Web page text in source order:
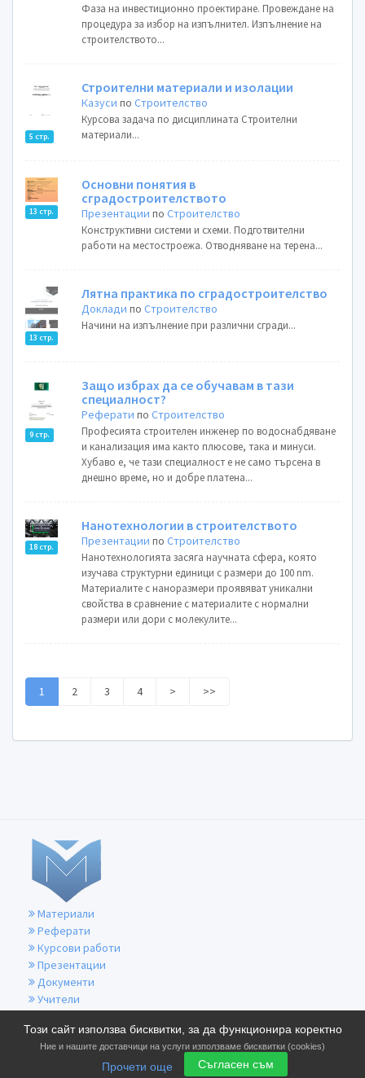
Фаза на инвестиционно проектиране. Провеждане на
процедура за избор на изпълнител. Изпълнение на
строителството...
5 стр.
Строителни материали и изолации
Казуси поСтроителство
Курсова задача по дисциплината Строителни
материали...
13 стр.
Основни понятия в
сградостроителството
Презентации поСтроителство
Конструктивни системи и схеми. Подготвителни
работи на местостроежа. Отводняване на терена...
13 стр.
Лятна практика по сградостроителство
Доклади поСтроителство
Начини на изпълнение при различни сгради...
9 стр.
Защо избрах да се обучавам в тази
специалност?
Реферати поСтроителство
Професията строителен инженер по водоснабдяване
и канализация има както плюсове, така и минуси.
Хубаво е, че тази специалност е не само търсена в
днешно време, но и добре платена...
18 стр.
Нанотехнологии в строителството
Презентации поСтроителство
Нанотехнологията засяга научната сфера, която
изучава структурни единици с размери до 100 nm.
Материалите с наноразмери проявяват уникални
свойства в сравнение с материалите с нормални
размери или дори с молекулите...
1 2 3 4 > >>
Този сайт използва бисквитки, за да функционира коректно
Ние и нашите доставчици на услуги използваме бисквитки (cookies)
Прочети още Съгласен съм
Материали
Реферати
Курсови работи
Презентации
Документи
Учители
Общи условия
Политика за бисквитките
Политика за поверителност